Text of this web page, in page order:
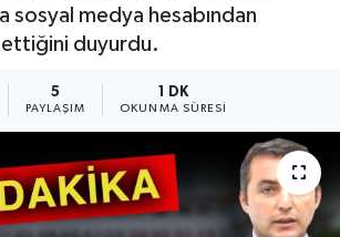
sosyal medya hesabından
duyurdu.
5
PAYLAŞIM
1 DK
OKUNMA SÜRESI